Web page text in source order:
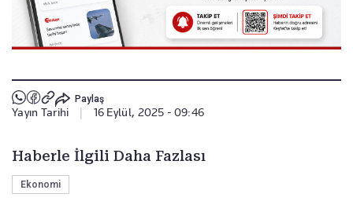
Paylaş
Yayın Tarihi 16 Eylül, 2025 - 09:46
Haberle İlgili Daha Fazlası
Ekonomi